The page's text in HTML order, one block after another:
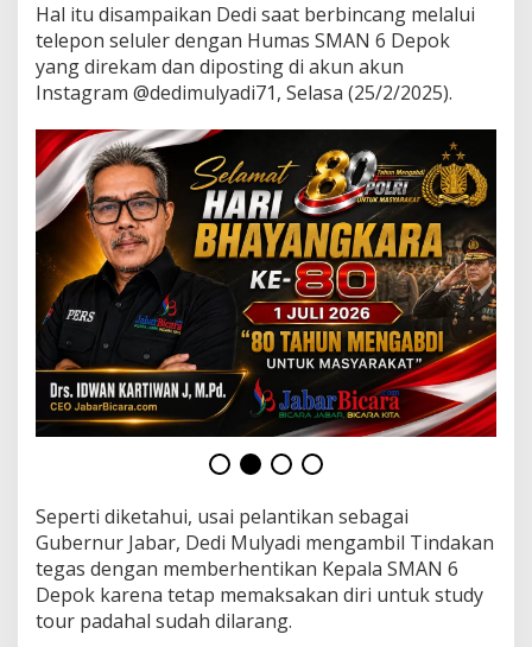
r
J
a
w
a
B
a
r
a
t
D
e
d
M
l
y
a
d
m
i
n
t
a
M
Hal itu disampaikan Dedi saat berbincang melalui
telepon seluler dengan Humas SMAN 6 Depok
yang direkam dan diposting di akun akun
Instagram @dedimulyadi71, Selasa (25/2/2025).
Seperti diketahui, usai pelantikan sebagai
Gubernur Jabar, Dedi Mulyadi mengambil Tindakan
tegas dengan memberhentikan Kepala SMAN 6
Depok karena tetap memaksakan diri untuk study
tour padahal sudah dilarang.